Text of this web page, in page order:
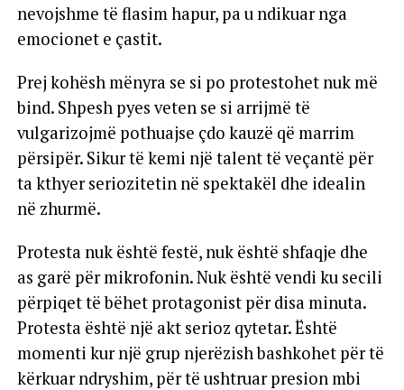
nevojshme të flasim hapur, pa u ndikuar nga
emocionet e çastit.
Prej kohësh mënyra se si po protestohet nuk më
bind. Shpesh pyes veten se si arrijmë të
vulgarizojmë pothuajse çdo kauzë që marrim
përsipër. Sikur të kemi një talent të veçantë për
ta kthyer seriozitetin në spektakël dhe idealin
në zhurmë.
Protesta nuk është festë, nuk është shfaqje dhe
as garë për mikrofonin. Nuk është vendi ku secili
përpiqet të bëhet protagonist për disa minuta.
Protesta është një akt serioz qytetar. Është
momenti kur një grup njerëzish bashkohet për të
kërkuar ndryshim, për të ushtruar presion mbi